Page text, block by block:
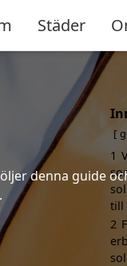
Städer
denna guide
1
till
2